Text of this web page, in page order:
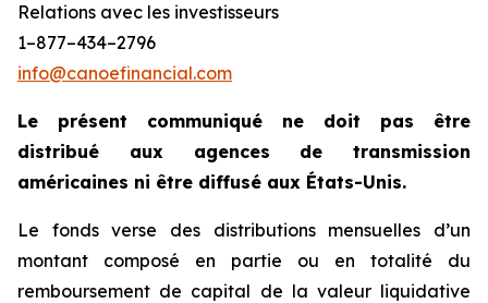
Relations avec les investisseurs
1–877–434–2796
info@canoefinancial.com
Le présent communiqué ne doit pas être
distribué aux agences de transmission
américaines ni être diffusé aux États-Unis.
Le fonds verse des distributions mensuelles d’un
montant composé en partie ou en totalité du
remboursement de capital de la valeur liquidative